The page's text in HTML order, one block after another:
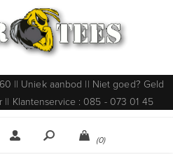
|| Uniek aanbod || Niet goed? Geld
|| Klantenservice : 085 - 073 01 45
(0)